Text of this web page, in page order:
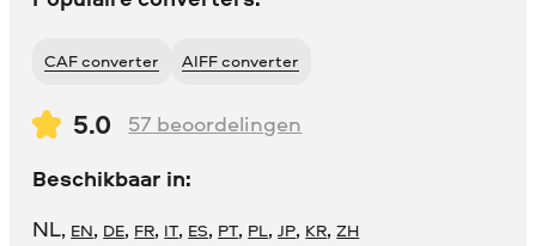
CAF converter AIFF converter
5.0 57 beoordelingen
Beschikbaar in:
NL, EN, DE, FR, IT, ES, PT, PL,JP, KR,ZH